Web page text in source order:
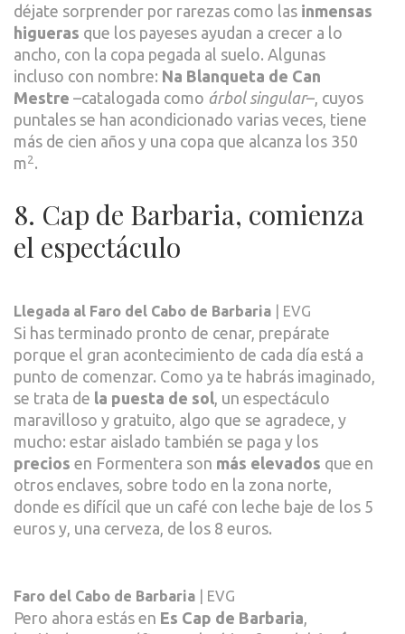
déjate sorprender por rarezas como las inmensas
higueras que los payeses ayudan a crecer a lo
ancho, con la copa pegada al suelo. Algunas
incluso con nombre: Na Blanqueta de Can
Mestre –catalogada como árbol singular–, cuyos
puntales se han acondicionado varias veces, tiene
más de cien años y una copa que alcanza los 350
m2.
8. Cap de Barbaria, comienza
el espectáculo
Llegada al Faro del Cabo de Barbaria | EVG
Si has terminado pronto de cenar, prepárate
porque el gran acontecimiento de cada día está a
punto de comenzar. Como ya te habrás imaginado,
se trata de la puesta de sol, un espectáculo
maravilloso y gratuito, algo que se agradece, y
mucho: estar aislado también se paga y los
precios en Formentera son más elevados que en
otros enclaves, sobre todo en la zona norte,
donde es difícil que un café con leche baje de los 5
euros y, una cerveza, de los 8 euros.
Faro del Cabo de Barbaria | EVG
Pero ahora estás en Es Cap de Barbaria,